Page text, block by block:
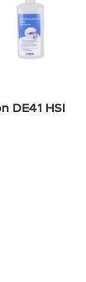
DE41 HSI